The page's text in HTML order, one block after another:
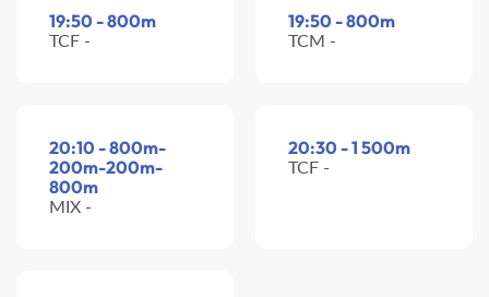
19:50 - 800m
TCF -
19:50 - 800m
TCM -
20:10 - 800m-
200m-200m-
800m
MIX -
20:30 - 1 500m
TCF -